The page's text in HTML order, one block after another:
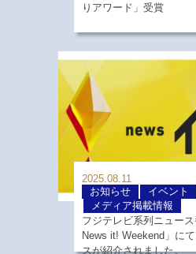
りアワード」受賞
2025.08.11
お知らせ
イベント
メディア掲載情報
フジテレビ系列ニュー
News it! Weekend」に
スが紹介されました。